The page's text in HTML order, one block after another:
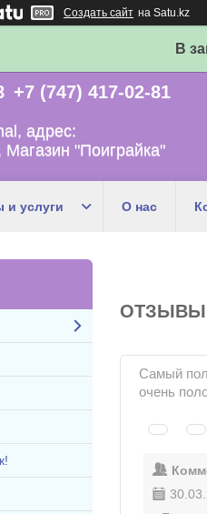
Создать сайт на Satu.kz
В
+7 (747) 417-02-81
адрес:
"Поиграйка"
и услуги О нас
ОТЗЫВЫ
Самый
очень